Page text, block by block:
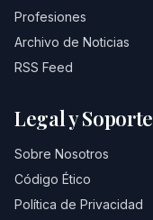
Profesiones
Archivo de Noticias
RSS Feed
Legal y Soporte
Sobre Nosotros
Código Ético
Política de Privacidad